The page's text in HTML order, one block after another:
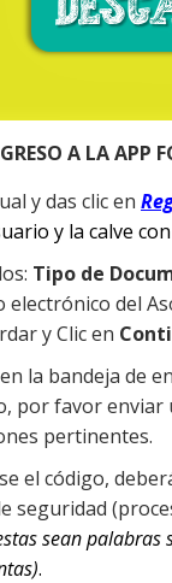
A LA APP
y das clic en
y la calve
Tipo de
electrónico del
y Clic en
la bandeja de
por favor
pertinentes.
el código,
seguridad
sean
.